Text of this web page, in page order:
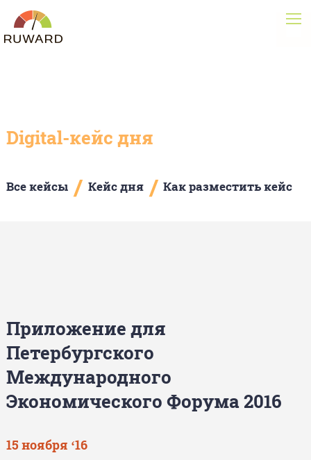
Digital-кейс дня
Все кейсы / Кейс дня / Как разместить кейс
Приложение для
Петербургского
Международного
Экономического Форума 2016
15 ноября ‘16